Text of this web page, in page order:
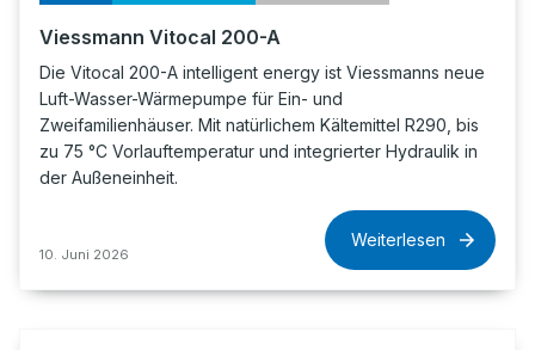
Viessmann Vitocal 200-A
Die Vitocal 200-A intelligent energy ist Viessmanns neue
Luft-Wasser-Wärmepumpe für Ein- und
Zweifamilienhäuser. Mit natürlichem Kältemittel R290, bis
zu 75 °C Vorlauftemperatur und integrierter Hydraulik in
der Außeneinheit.
10. Juni 2026
Weiterlesen